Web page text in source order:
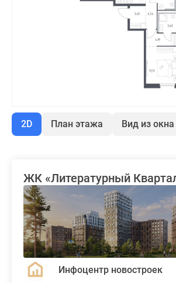
2D План этажа Вид из окна
ЖК «Литературный
Инфоцентр новостроек